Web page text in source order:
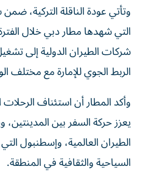
وتأتي عودة الناقلة التركية،
التي شهدها مطار دبي خلال
شركات الطيران الدولية إلى
الربط الجوي للإمارة مع مختلف
وأكد المطار أن استئناف
يعزز حركة السفر بين المدينتين،
الطيران العالمية، وإسطنبول
السياحية والثقافية في المنطقة.